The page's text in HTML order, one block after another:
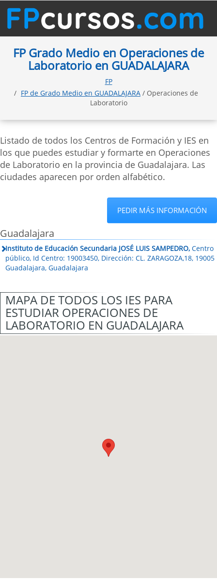
FP Grado Medio en Operaciones de
Laboratorio en GUADALAJARA
FP
FP de Grado Medio en GUADALAJARA / Operaciones de
Laboratorio
Listado de todos los Centros de Formación y IES en
los que puedes estudiar y formarte en Operaciones
de Laboratorio en la provincia de Guadalajara. Las
ciudades aparecen por orden alfabético.
PEDIR MÁS INFORMACIÓN
Guadalajara
Instituto de Educación Secundaria JOSÉ LUIS SAMPEDRO, Centro
público, Id Centro: 19003450, Dirección: CL. ZARAGOZA,18, 19005
Guadalajara, Guadalajara
MAPA DE TODOS LOS IES PARA
ESTUDIAR OPERACIONES DE
LABORATORIO EN GUADALAJARA